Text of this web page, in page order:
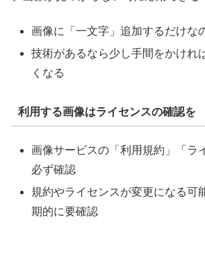
画像に「一文字」追加するだけな
技術があるなら少し手間をかけれ
くなる
利用する画像はライセンスの確認を
画像サービスの「利用規約」「ラ
必ず確認
規約やライセンスが変更になる可
期的に要確認